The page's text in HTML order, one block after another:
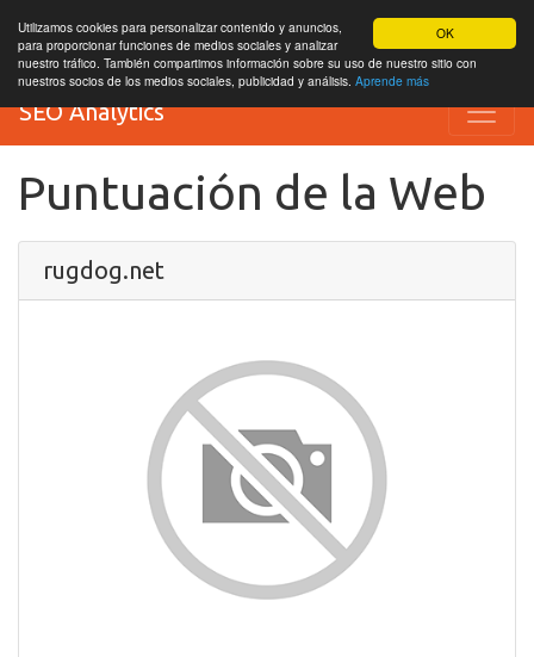
OK
Utilizamos cookies para personalizar contenido y anuncios,
para proporcionar funciones de medios sociales y analizar
nuestro tráfico. También compartimos información sobre su uso de nuestro sitio con
nuestros socios de los medios sociales, publicidad y análisis. Aprende más
SEO Analytics
Puntuación de la Web
rugdog.net